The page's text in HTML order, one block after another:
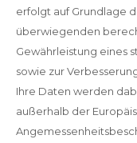
erfolgt auf Grundlage
überwiegenden
Gewährleistung eines
sowie zur
Ihre Daten werden
außerhalb der